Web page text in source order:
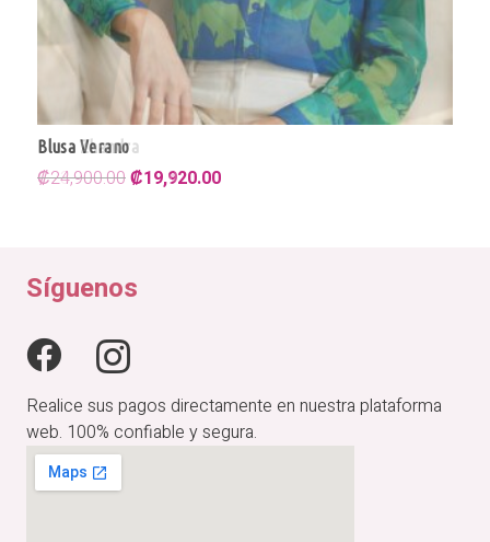
Blusa Verano
₡24,900.00El
₡24,900.00.
₡19,920.00El
Síguenos
Realice sus pagos directamente en nuestra plataforma
web. 100% confiable y segura.